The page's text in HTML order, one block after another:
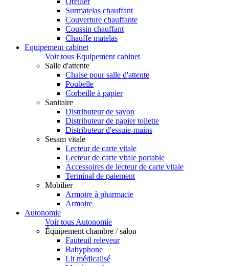
Surmatelas chauffant
Couverture chauffante
Coussin chauffant
Chauffe matelas
Equipement cabinet
Voir tous Equipement cabinet
Salle d'attente
Chaise pour salle d'attente
Poubelle
Corbeille à papier
Sanitaire
Distributeur de savon
Distributeur de papier toilette
Distributeur d'essuie-mains
Sesam vitale
Lecteur de carte vitale
Lecteur de carte vitale portable
Accessoires de lecteur de carte vitale
Terminal de paiement
Mobilier
Armoire à pharmacie
Armoire
Autonomie
Voir tous Autonomie
Équipement chambre / salon
Fauteuil releveur
Babyphone
Lit médicalisé